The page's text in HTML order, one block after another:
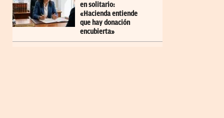
en solitario:
«Hacienda entiende
que hay donación
encubierta»